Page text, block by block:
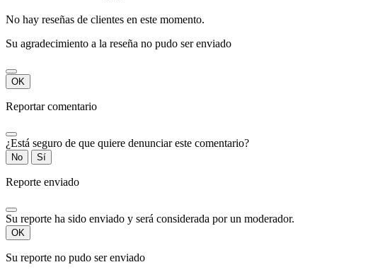
No hay reseñas de clientes en este momento.
Su agradecimiento a la reseña no pudo ser enviado
OK
Reportar comentario
¿Está seguro de que quiere denunciar este comentario?
No Sí
Reporte enviado
Su reporte ha sido enviado y será considerada por un moderador.
OK
Su reporte no pudo ser enviado